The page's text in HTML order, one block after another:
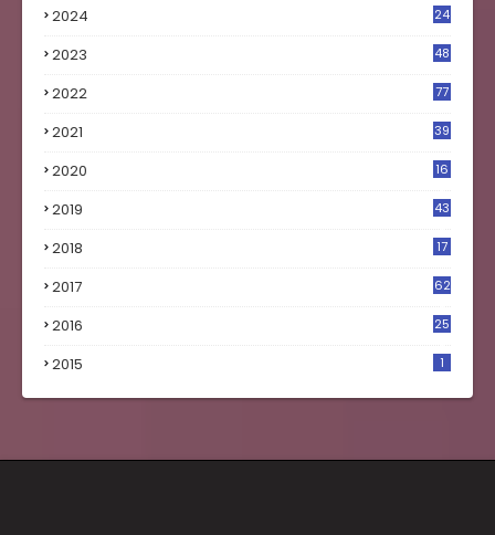
2024 24
2023
48
2022 77
2021 39
2020
16
2019
43
2018
17
2017
62
2016
25
2015 1